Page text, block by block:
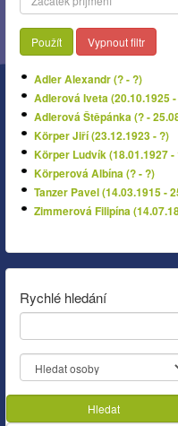
Použít Vypnout filtr
Adler Alexandr (? - ?)
Adlerová Iveta (20.10.1925
Adlerová Štěpánka (? -
Körper Jiří (23.12.1923 - ?)
Körper Ludvík (18.01.1927 -
Körperová Albína (? - ?)
Tanzer Pavel (14.03.1915 -
Zimmerová Filipína
Rychlé hledání
Hledat